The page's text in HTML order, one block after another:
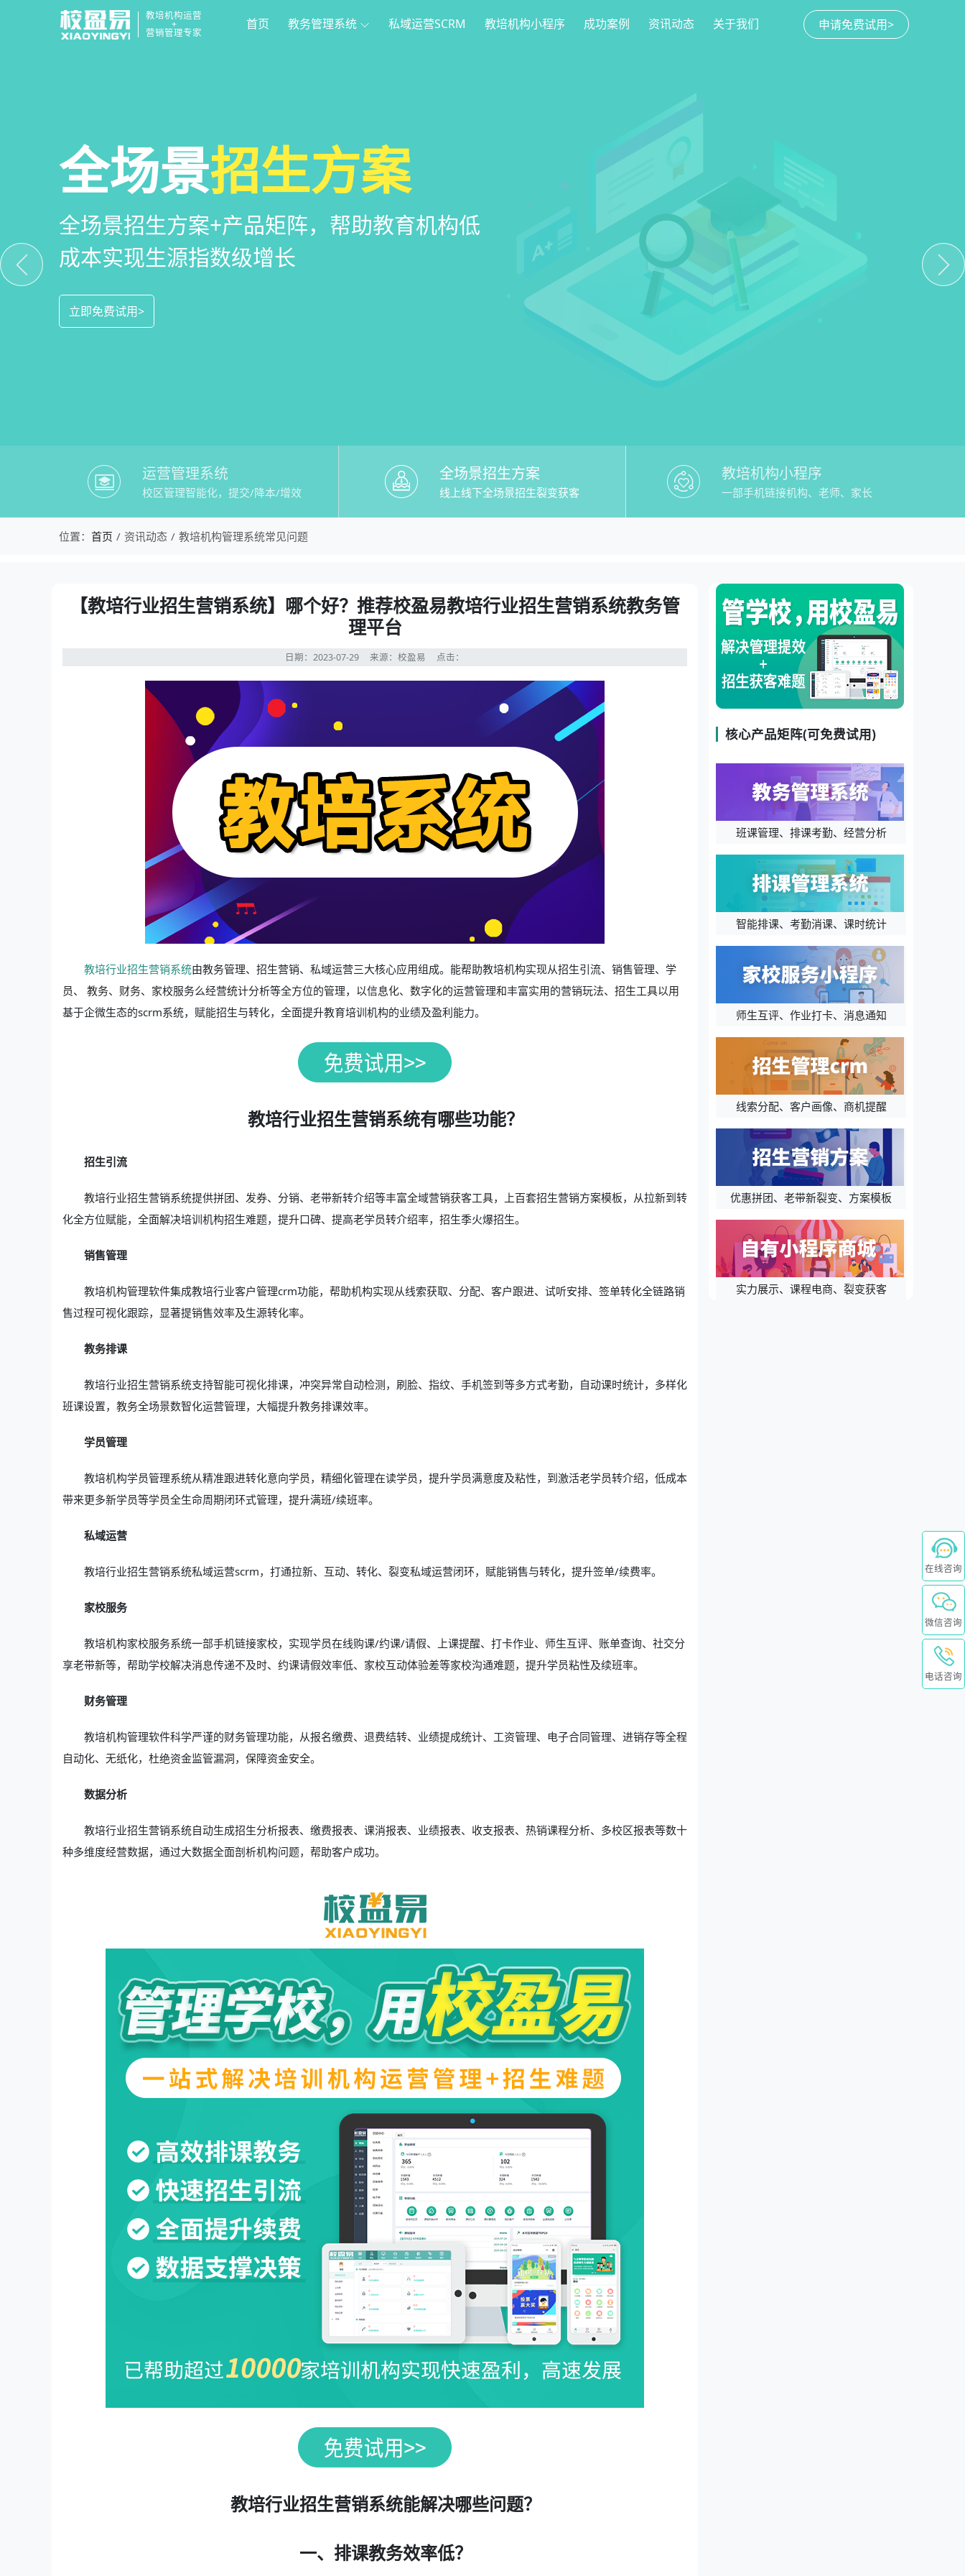
教培机构运营
+
营销管理专家
申请免费试用>
首页 教务管理系统 私域运营SCRM 教培机构小程序 成功案例 资讯动态 关于我们
校区运营管理系统
教培机构数字化全场景运营管理系统，全方
位解决学校经营管理难题
立即免费试用>
全场景招生方案
全场景招生方案+产品矩阵，帮助教育机构低
成本实现生源指数级增长
立即免费试用>
教培机构小程序
一部手机链接机构、学员、家长，管理更便
捷，互动零距离，体验更满意
立即免费试用>
运营管理系统
校区管理智能化，提交/降本/增效
全场景招生方案
线上线下全场景招生裂变获客
教培机构小程序
一部手机链接机构、老师、家长
校盈易-教培机构管理系统常见问题-【教培行业招生营销系统】哪个好？推荐校盈易教培行业招生营销系统教务管理平台
位置： 首页 资讯动态 教培机构管理系统常见问题
资讯详情：【教培行业招生营销系统】哪个好？推荐校盈易教培行业招生营销系统教务管理平台
【教培行业招生营销系统】哪个好？推荐校盈易教培行业招生营销系统教务管
理平台
日期：2023-07-29 来源：校盈易 点击：
教培行业招生营销系统由教务管理、招生营销、私域运营三大核心应用组成。能帮助教培机构实现从招生引流、销售管理、学
员、 教务、财务、家校服务么经营统计分析等全方位的管理，以信息化、数字化的运营管理和丰富实用的营销玩法、招生工具以用
基于企微生态的scrm系统，赋能招生与转化，全面提升教育培训机构的业绩及盈利能力。
教培行业招生营销系统有哪些功能？
招生引流
教培行业招生营销系统提供拼团、发券、分销、老带新转介绍等丰富全域营销获客工具，上百套招生营销方案模板，从拉新到转
化全方位赋能，全面解决培训机构招生难题，提升口碑、提高老学员转介绍率，招生季火爆招生。
销售管理
教培机构管理软件集成教培行业客户管理crm功能，帮助机构实现从线索获取、分配、客户跟进、试听安排、签单转化全链路销
售过程可视化跟踪，显著提销售效率及生源转化率。
教务排课
教培行业招生营销系统支持智能可视化排课，冲突异常自动检测，刷脸、指纹、手机签到等多方式考勤，自动课时统计，多样化
班课设置，教务全场景数智化运营管理，大幅提升教务排课效率。
学员管理
教培机构学员管理系统从精准跟进转化意向学员，精细化管理在读学员，提升学员满意度及粘性，到激活老学员转介绍，低成本
带来更多新学员等学员全生命周期闭环式管理，提升满班/续班率。
私域运营
教培行业招生营销系统私域运营scrm，打通拉新、互动、转化、裂变私域运营闭环，赋能销售与转化，提升签单/续费率。
家校服务
教培机构家校服务系统一部手机链接家校，实现学员在线购课/约课/请假、上课提醒、打卡作业、师生互评、账单查询、社交分
享老带新等，帮助学校解决消息传递不及时、约课请假效率低、家校互动体验差等家校沟通难题，提升学员粘性及续班率。
财务管理
教培机构管理软件科学严谨的财务管理功能，从报名缴费、退费结转、业绩提成统计、工资管理、电子合同管理、进销存等全程
自动化、无纸化，杜绝资金监管漏洞，保障资金安全。
数据分析
教培行业招生营销系统自动生成招生分析报表、缴费报表、课消报表、业绩报表、收支报表、热销课程分析、多校区报表等数十
种多维度经营数据，通过大数据全面剖析机构问题，帮助客户成功。
教培行业招生营销系统能解决哪些问题？
一、排课教务效率低？
核心产品矩阵(可免费试用)
班课管理、排课考勤、经营分析
智能排课、考勤消课、课时统计
师生互评、作业打卡、消息通知
线索分配、客户画像、商机提醒
优惠拼团、老带新裂变、方案模板
实力展示、课程电商、裂变获客
在线咨询
微信咨询
电话咨询